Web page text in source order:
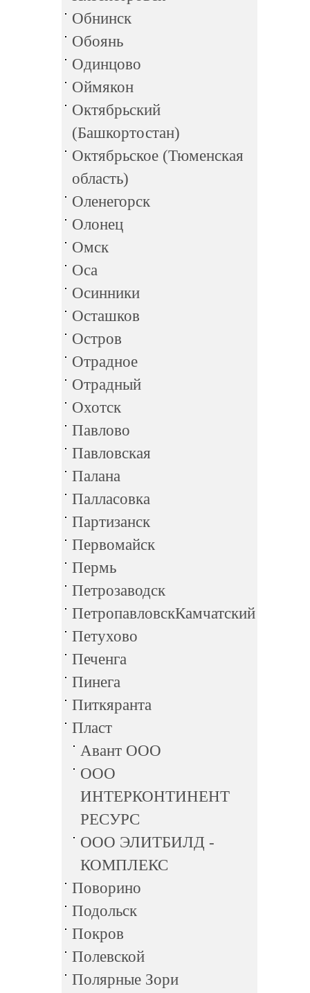
Обнинск
Обоянь
Одинцово
Оймякон
Октябрьский
(Башкортостан)
Октябрьское (Тюменская
область)
Оленегорск
Олонец
Омск
Оса
Осинники
Осташков
Остров
Отрадное
Отрадный
Охотск
Павлово
Павловская
Палана
Палласовка
Партизанск
Первомайск
Пермь
Петрозаводск
ПетропавловскКамчатский
Петухово
Печенга
Пинега
Питкяранта
Пласт
Авант ООО
ООО
ИНТЕРКОНТИНЕНТ
РЕСУРС
ООО ЭЛИТБИЛД -
КОМПЛЕКС
Поворино
Подольск
Покров
Полевской
Полярные Зори